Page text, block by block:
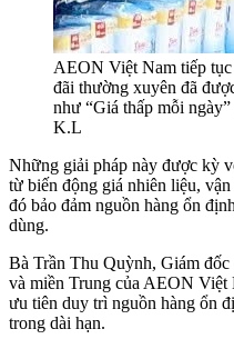
AEON Việt Nam tiếp
đãi thường xuyên đã
như “Giá thấp mỗi
K.L
Những giải pháp này được kỳ
từ biến động giá nhiên liệu,
đó bảo đảm nguồn hàng ổn
dùng.
Bà Trần Thu Quỳnh, Giám
và miền Trung của AEON Việt
ưu tiên duy trì nguồn hàng ổn
trong dài hạn.